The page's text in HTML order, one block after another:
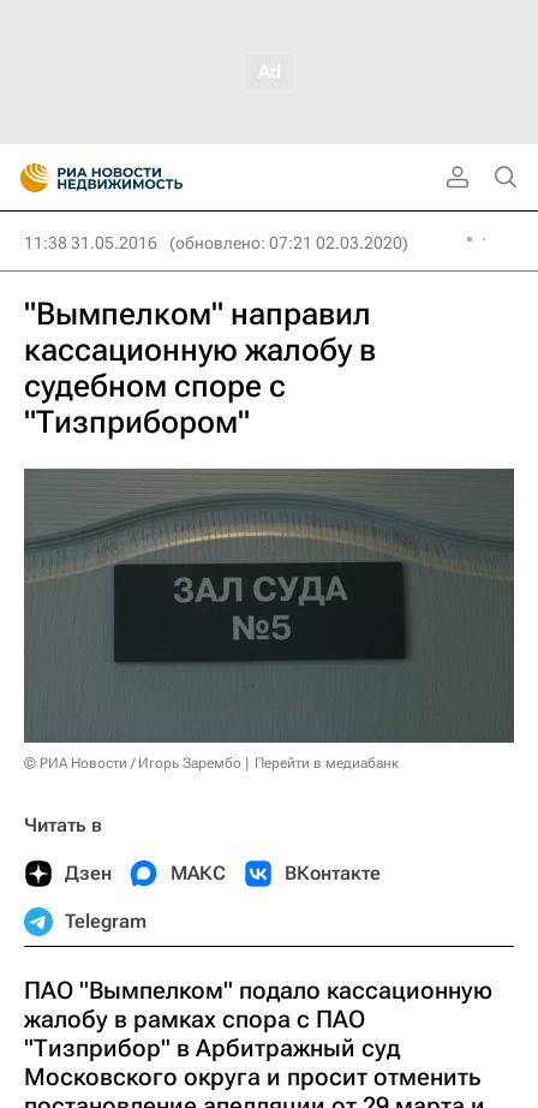
11:38 31.05.2016 (обновлено: 07:21 02.03.2020)
"Вымпелком" направил
кассационную жалобу в
судебном споре с
"Тизприбором"
© РИА Новости / Игорь Зарембо Перейти в медиабанк
Читать в
Дзен МАКС ВКонтакте
Telegram
ПАО "Вымпелком" подало кассационную
жалобу в рамках спора с ПАО
"Тизприбор" в Арбитражный суд
Московского округа и просит отменить